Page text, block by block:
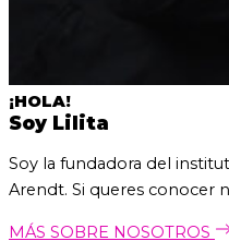
¡HOLA!
Soy Lilita
Soy la fundadora del
Arendt. Si queres conocer
MÁS SOBRE NOSOTROS